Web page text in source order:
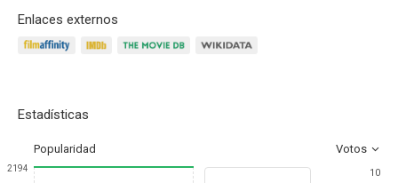
Enlaces externos
Estadísticas
Popularidad Votos
2194
10